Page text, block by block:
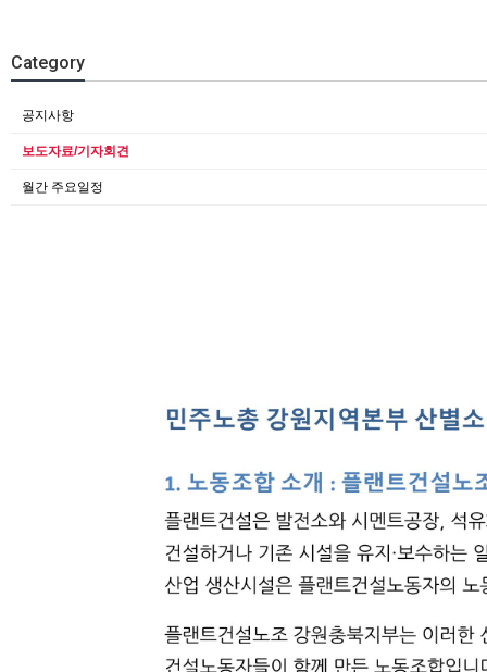
Category
공지사항
보도자료/기자회견
월간 주요일정